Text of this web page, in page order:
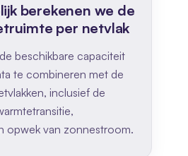
berekenen we de
per netvlak
beschikbare capaciteit
te combineren met de
inclusief de
opwek van zonnestroom.